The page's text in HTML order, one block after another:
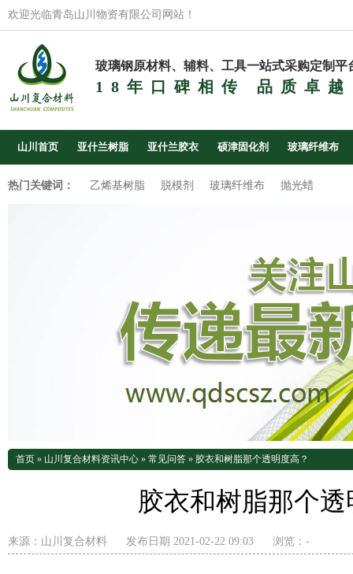
欢迎光临青岛山川物资有限公司网站！
玻璃钢原材料、辅料、工具一站式采购定制平
18年口碑相传 品质卓越
山川首页 亚什兰树脂 亚什兰胶衣 硕津固化剂 玻璃纤维布
热门关键词： 乙烯基树脂 脱模剂 玻璃纤维布 抛光蜡
首页 » 山川复合材料资讯中心 » 常见问答 » 胶衣和树脂那个透明度高？
胶衣和树脂那个
来源： 山川复合材料 发布日期 2021-02-22 09:03 浏览： -